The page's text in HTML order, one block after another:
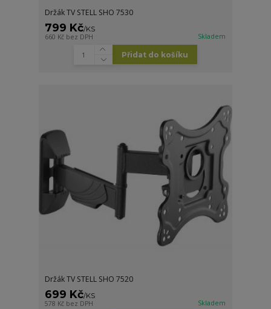
Držák TV STELL SHO 7530
799 Kč/KS
660 Kč bez DPH Skladem
Přidat do košíku
Držák TV STELL SHO 7520
699 Kč/KS
578 Kč bez DPH Skladem